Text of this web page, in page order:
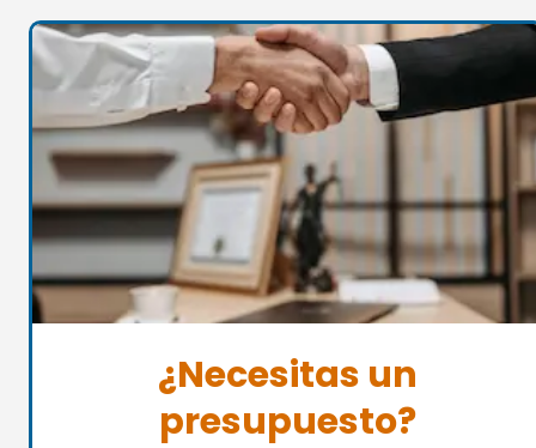
¿Necesitas un
presupuesto?